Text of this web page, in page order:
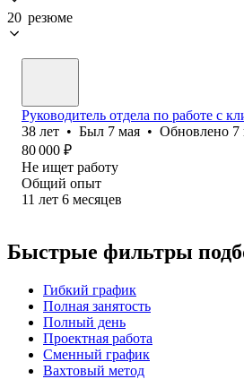
20 резюме
Руководитель отдела по работе с
38 лет • Был 7 мая • Обновлено 7
80 000 ₽
Не ищет работу
Общий опыт
11 лет 6 месяцев
Быстрые фильтры
Гибкий график
Полная занятость
Полный день
Проектная работа
Сменный график
Вахтовый метод